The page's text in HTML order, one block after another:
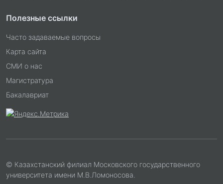
Полезные ссылки
Часто задаваемые вопросы
Карта сайта
СМИ о нас
Магистратура
Бакалавриат
© Казахстанский филиал Московского государственного
университета имени М.В.Ломоносова.